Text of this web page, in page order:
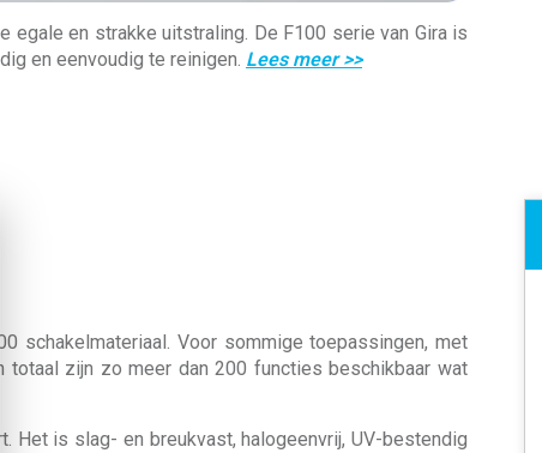
egale en strakke uitstraling. De F100 serie van Gira is
en eenvoudig te reinigen. Lees meer>>
schakelmateriaal. Voor sommige toepassingen, met
totaal zijn zo meer dan 200 functies beschikbaar wat
is slag- en breukvast, halogeenvrij, UV-bestendig